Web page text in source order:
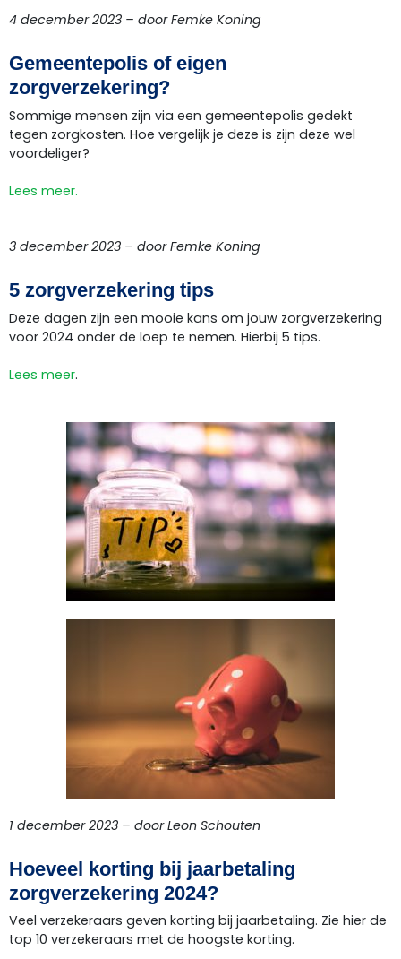
4 december 2023 – door Femke Koning
Gemeentepolis of eigen
zorgverzekering?
Sommige mensen zijn via een gemeentepolis gedekt
tegen zorgkosten. Hoe vergelijk je deze is zijn deze wel
voordeliger?
Lees meer.
3 december 2023 – door Femke Koning
5 zorgverzekering tips
Deze dagen zijn een mooie kans om jouw zorgverzekering
voor 2024 onder de loep te nemen. Hierbij 5 tips.
Lees meer.
1 december 2023 – door Leon Schouten
Hoeveel korting bij jaarbetaling
zorgverzekering 2024?
Veel verzekeraars geven korting bij jaarbetaling. Zie hier de
top 10 verzekeraars met de hoogste korting.